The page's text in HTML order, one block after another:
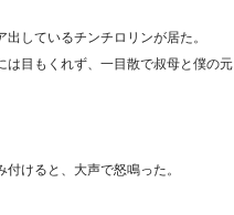
しているチンチロリンが居た。
は目もくれず、一目散で叔母と僕の元
けると、大声で怒鳴った。